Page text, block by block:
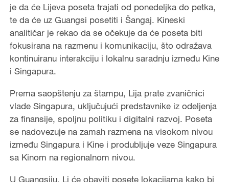
je da će Lijeva poseta trajati od ponedeljka do petka,
te da će uz Guangsi posetiti i Šangaj. Kineski
analitičar je rekao da se očekuje da će poseta biti
fokusirana na razmenu i komunikaciju, što odražava
kontinuiranu interakciju i lokalnu saradnju između Kine
i Singapura.
Prema saopštenju za štampu, Lija prate zvaničnici
vlade Singapura, uključujući predstavnike iz odeljenja
za finansije, spoljnu politiku i digitalni razvoj. Poseta
se nadovezuje na zamah razmena na visokom nivou
između Singapura i Kine i produbljuje veze Singapura
sa Kinom na regionalnom nivou.
U Guangsiju, Li će obaviti posete lokacijama kako bi